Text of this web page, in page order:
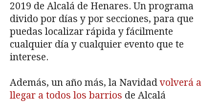
2019 de Alcalá de Henares. Un programa
divido por días y por secciones, para que
puedas localizar rápida y fácilmente
cualquier día y cualquier evento que te
interese.
Además, un año más, la Navidadvolverá a
llegar a todos los barrios de Alcalá